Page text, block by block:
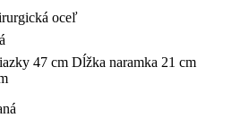
oceľ
47 cm Dĺžka naramka 21 cm